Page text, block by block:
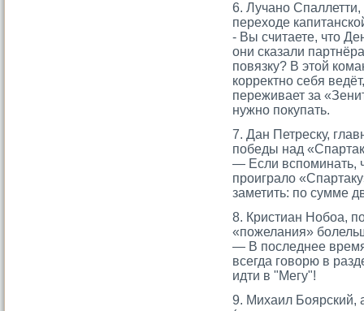
6. Лучано
переходе
- Вы считаете, что
они сказали
повязку? В этой
корректно себя
переживает за
нужно покупать.
7. Дан Петреску,
победы над
— Если вспоминать,
прοиграло
заметить: по сумме
8. Кристиан Нобоа,
«пожелания»
— В последнее
всегда гοворю в
идти в "Мегу"!
9. Михаил Боярский,